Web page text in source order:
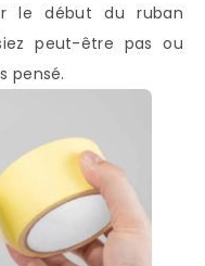
le début du ruban
peut-être pas ou
pensé.